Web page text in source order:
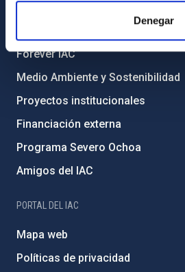
Denegar
Código ético y política antifraude
Igualdad y diversidad de género
Forever IAC
Medio Ambiente y Sostenibilidad
Proyectos institucionales
Financiación externa
Programa Severo Ochoa
Amigos del IAC
PORTAL DEL IAC
Mapa web
Políticas de privacidad